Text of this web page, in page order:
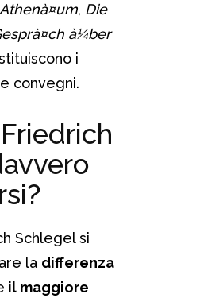
Athenà¤um, Die
à¼ber
i
convegni.
Schlegel si
la differenza
il maggiore